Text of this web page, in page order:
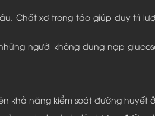
Chất xơ trong táo giúp duy trì
người không dung nạp
khả năng kiểm soát đường huyết